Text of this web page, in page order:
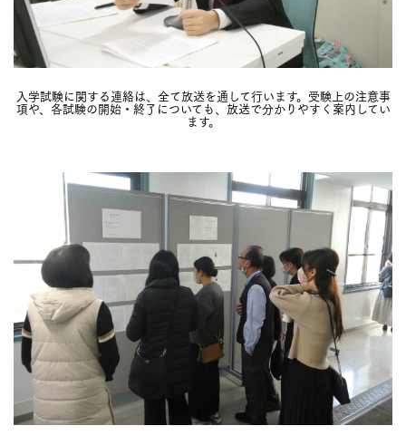
入学試験に関する連絡は、全て放送を通して行います。受験上の注意事
項や、各試験の開始・終了についても、放送で分かりやすく案内してい
ます。